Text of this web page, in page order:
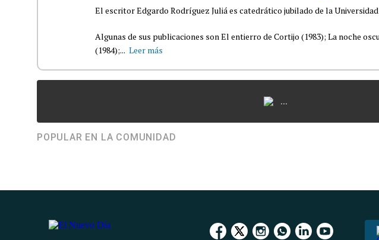
El escritor Edgardo Rodríguez Juliá es catedrático jubilado de la
Algunas de sus publicaciones son El entierro de Cortijo (1983); La noche
(1984);... Leer más
...
POPULAR EN LA COMUNIDAD